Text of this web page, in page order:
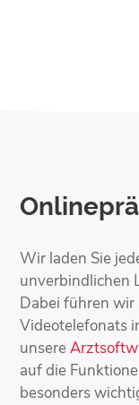
Wir laden Sie
unverbindlichen
Dabei führen wir
Videotelefonats
unsere
auf die
besonders